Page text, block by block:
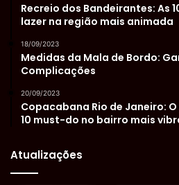
Recreio dos Bandeirantes: As
lazer na região mais animada
18/09/2023
Medidas da Mala de Bordo:
Complicações
20/09/2023
Copacabana Rio de Janeiro:
10 must-do no bairro mais
Atualizações